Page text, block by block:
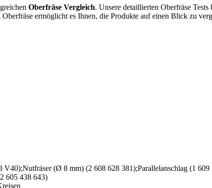
Oberfräse Vergleich. Unsere detaillierten Oberfräse
ermöglicht es Ihnen, die Produkte auf einen Blick zu
(Ø 8 mm) (2 608 628 381);Parallelanschlag (1
605 438 643)